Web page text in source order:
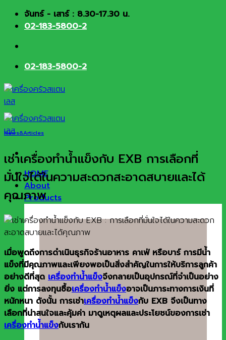
Skip จันทร์ - เสาร์ : 8.30-17.30 น.
02-183-5800-2
02-183-5800-2
HOME
About
Products
News&Articles
เช่าเครื่องทำน้ำแข็งกับ EXB การเลือกที่
มั่นใจได้ในความสะดวกสะอาดสบายและได้
คุณภาพ
เมื่อพูดถึงการดำเนินธุรกิจร้านอาหาร คาเฟ่ หรือบาร์ การมีน้ำ
แข็งที่มีคุณภาพและเพียงพอเป็นสิ่งสำคัญในการให้บริการลูกค้า
อย่างดีที่สุด เครื่องทำน้ำแข็งจึงกลายเป็นอุปกรณ์ที่จำเป็นอย่าง
ยิ่ง แต่การลงทุนซื้อเครื่องทำน้ำแข็งอาจเป็นภาระทางการเงินที่
หนักหนา ดังนั้น การเช่าเครื่องทำน้ำแข็งกับ EXB จึงเป็นทาง
เลือกที่น่าสนใจและคุ้มค่า มาดูเหตุผลและประโยชน์ของการเช่า
เครื่องทำน้ำแข็งกับเรากัน